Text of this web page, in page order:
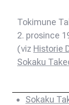
Tokimune
2. prosince
(viz Historie
Sokaku
Sokaku